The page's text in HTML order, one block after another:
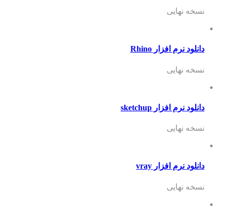
نسخه نهایی
دانلود نرم افزار Rhino
نسخه نهایی
دانلود نرم افزار sketchup
نسخه نهایی
دانلود نرم افزار vray
نسخه نهایی